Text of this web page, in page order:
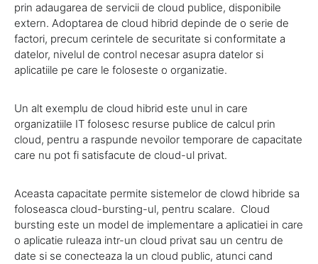
prin adaugarea de servicii de cloud publice, disponibile
extern. Adoptarea de cloud hibrid depinde de o serie de
factori, precum cerintele de securitate si conformitate a
datelor, nivelul de control necesar asupra datelor si
aplicatiile pe care le foloseste o organizatie.
Un alt exemplu de cloud hibrid este unul in care
organizatiile IT folosesc resurse publice de calcul prin
cloud, pentru a raspunde nevoilor temporare de capacitate
care nu pot fi satisfacute de cloud-ul privat.
Aceasta capacitate permite sistemelor de clowd hibride sa
foloseasca cloud-bursting-ul, pentru scalare. Cloud
bursting este un model de implementare a aplicatiei in care
o aplicatie ruleaza intr-un cloud privat sau un centru de
date si se conecteaza la un cloud public, atunci cand